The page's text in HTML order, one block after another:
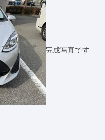
完成写真です